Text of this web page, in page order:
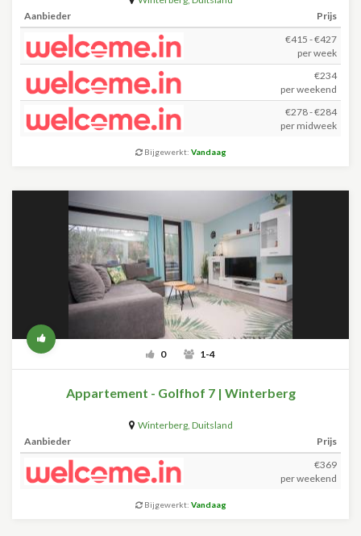
Aanbieder
Prijs
€415 - €427
per week
€234
per weekend
€278 - €284
per midweek
Bijgewerkt: Vandaag
0 1-4
Appartement - Golfhof 7 | Winterberg
Winterberg, Duitsland
Aanbieder
Prijs
€369
per weekend
Bijgewerkt: Vandaag